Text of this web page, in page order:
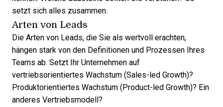
setzt sich alles zusammen.
Arten von Leads
Die Arten von Leads, die Sie als wertvoll erachten,
hängen stark von den Definitionen und Prozessen Ihres
Teams ab. Setzt Ihr Unternehmen auf
vertriebsorientiertes Wachstum (Sales-led Growth)?
Produktorientiertes Wachstum (Product-led Growth)? Ein
anderes Vertriebsmodell?